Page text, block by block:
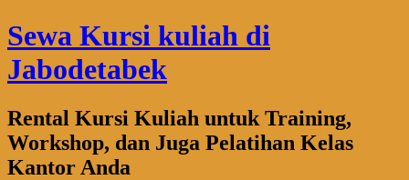
Sewa Kursi kuliah di
Jabodetabek
Rental Kursi Kuliah untuk Training,
Workshop, dan Juga Pelatihan Kelas
Kantor Anda